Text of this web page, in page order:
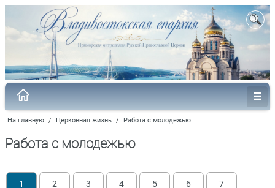
На главную / Церковная жизнь / Работа с молодежью
Работа с молодежью
1 2 3 4 5 6 7